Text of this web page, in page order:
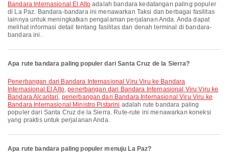
Bandara Internasional El Alto adalah bandara kedatangan paling populer
di La Paz. Bandara-bandara ini menawarkan Taksi dan berbagai fasilitas
lainnya untuk meningkatkan pengalaman perjalanan Anda. Anda dapat
melihat informasi detail tentang fasilitas dan denah terminal di bandara-
bandara ini.
Apa rute bandara paling populer dari Santa Cruz de la Sierra?
penerbangan dari Bandara Internasional Viru Viru ke Bandara
Internasional El Alto,penerbangan dari Bandara Internasional Viru Viru ke
Bandara Alcantarí, penerbangan dari Bandara Internasional Viru Viru ke
Bandara Internasional Ministro Pistarini adalah rute bandara paling
populer dari Santa Cruz de la Sierra. Rute-rute ini menawarkan koneksi
yang praktis untuk perjalanan Anda.
Apa rute bandara paling populer menuju La Paz?